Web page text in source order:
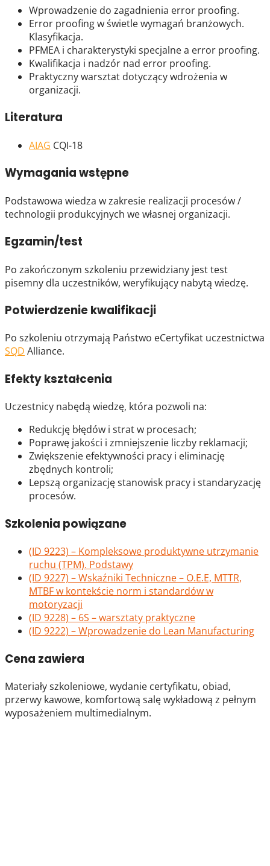
Wprowadzenie do zagadnienia error proofing.
Error proofing w świetle wymagań branżowych.
Klasyfikacja.
PFMEA i charakterystyki specjalne a error proofing.
Kwalifikacja i nadzór nad error proofing.
Praktyczny warsztat dotyczący wdrożenia w
organizacji.
Literatura
AIAG CQI-18
Wymagania wstępne
Podstawowa wiedza w zakresie realizacji procesów /
technologii produkcyjnych we własnej organizacji.
Egzamin/test
Po zakończonym szkoleniu przewidziany jest test
pisemny dla uczestników, weryfikujący nabytą wiedzę.
Potwierdzenie kwalifikacji
Po szkoleniu otrzymają Państwo eCertyfikat uczestnictwa
SQD Alliance.
Efekty kształcenia
Uczestnicy nabędą wiedzę, która pozwoli na:
Redukcję błędów i strat w procesach;
Poprawę jakości i zmniejszenie liczby reklamacji;
Zwiększenie efektywności pracy i eliminację
zbędnych kontroli;
Lepszą organizację stanowisk pracy i standaryzację
procesów.
Szkolenia powiązane
(ID 9223) – Kompleksowe produktywne utrzymanie
ruchu (TPM). Podstawy
(ID 9227) – Wskaźniki Techniczne – O.E.E, MTTR,
MTBF w kontekście norm i standardów w
motoryzacji
(ID 9228) – 6S – warsztaty praktyczne
(ID 9222) – Wprowadzenie do Lean Manufacturing
Cena zawiera
Materiały szkoleniowe, wydanie certyfikatu, obiad,
przerwy kawowe, komfortową salę wykładową z pełnym
wyposażeniem multimedialnym.